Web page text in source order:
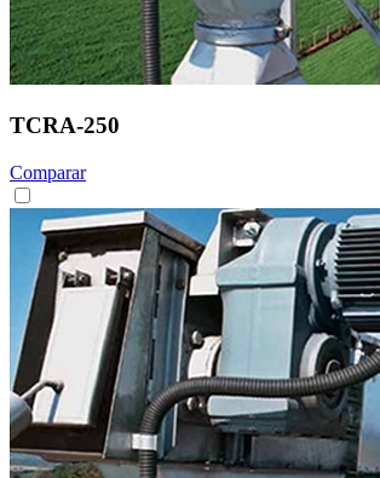
TCRA-250
Comparar